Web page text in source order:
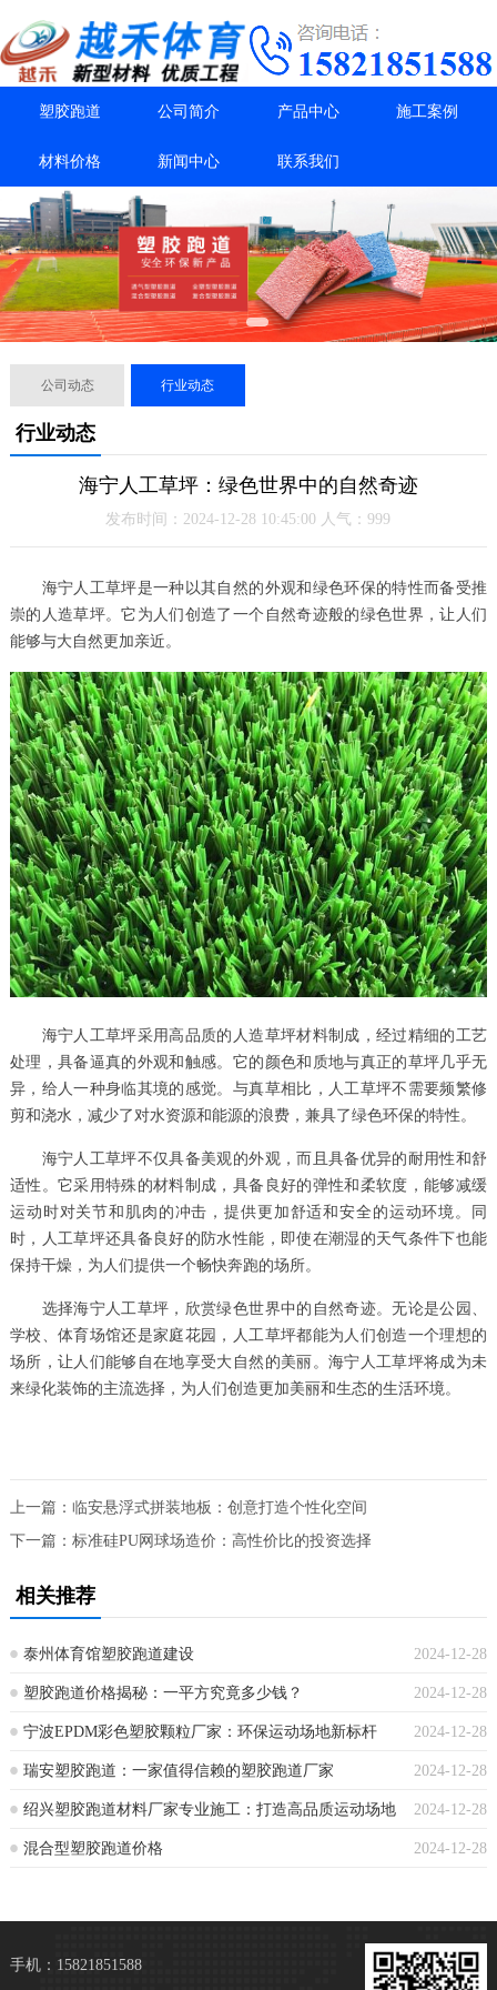
塑胶跑道 公司简介 产品中心 施工案例
材料价格 新闻中心 联系我们
公司动态 行业动态
行业动态
海宁人工草坪：绿色世界中的自然奇迹
发布时间：2024-12-28 10:45:00 人气：999
海宁人工草坪是一种以其自然的外观和绿色环保的特性而备受推
崇的人造草坪。它为人们创造了一个自然奇迹般的绿色世界，让人们
能够与大自然更加亲近。
海宁人工草坪采用高品质的人造草坪材料制成，经过精细的工艺
处理，具备逼真的外观和触感。它的颜色和质地与真正的草坪几乎无
异，给人一种身临其境的感觉。与真草相比，人工草坪不需要频繁修
剪和浇水，减少了对水资源和能源的浪费，兼具了绿色环保的特性。
海宁人工草坪不仅具备美观的外观，而且具备优异的耐用性和舒
适性。它采用特殊的材料制成，具备良好的弹性和柔软度，能够减缓
运动时对关节和肌肉的冲击，提供更加舒适和安全的运动环境。同
时，人工草坪还具备良好的防水性能，即使在潮湿的天气条件下也能
保持干燥，为人们提供一个畅快奔跑的场所。
选择海宁人工草坪，欣赏绿色世界中的自然奇迹。无论是公园、
学校、体育场馆还是家庭花园，人工草坪都能为人们创造一个理想的
场所，让人们能够自在地享受大自然的美丽。海宁人工草坪将成为未
来绿化装饰的主流选择，为人们创造更加美丽和生态的生活环境。
上一篇： 临安悬浮式拼装地板：创意打造个性化空间
下一篇： 标准硅PU网球场造价：高性价比的投资选择
相关推荐
2024-12-28
泰州体育馆塑胶跑道建设
2024-12-28
塑胶跑道价格揭秘：一平方究竟多少钱？
2024-12-28
宁波EPDM彩色塑胶颗粒厂家：环保运动场地新标杆
2024-12-28
瑞安塑胶跑道：一家值得信赖的塑胶跑道厂家
2024-12-28
绍兴塑胶跑道材料厂家专业施工：打造高品质运动场地
2024-12-28
混合型塑胶跑道价格
手机：15821851588